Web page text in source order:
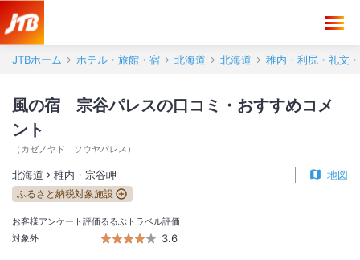
JTBホーム ホテル・旅館・宿 北海道 北海道 稚内・利尻・礼文
風の宿 宗谷パレスの口コミ・おすすめコメ
ント
（ カゼノヤド ソウヤパレス ）
北海道 稚内・宗谷岬 地図
ふるさと納税対象施設
お客様アンケート評価
対象外
るるぶトラベル評価
3.6